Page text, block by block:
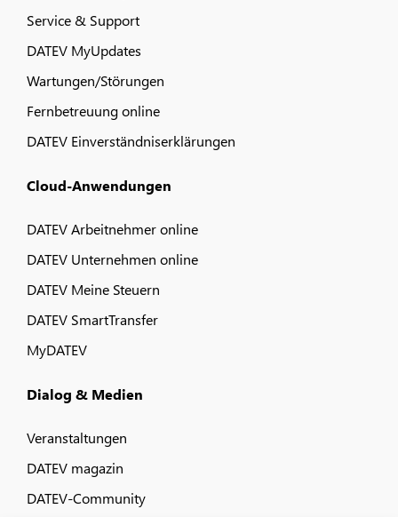
Service & Support
DATEV MyUpdates
Wartungen/Störungen
Fernbetreuung online
DATEV Einverständniserklärungen
Cloud-Anwendungen
DATEV Arbeitnehmer online
DATEV Unternehmen online
DATEV Meine Steuern
DATEV SmartTransfer
MyDATEV
Dialog & Medien
Veranstaltungen
DATEV magazin
DATEV-Community